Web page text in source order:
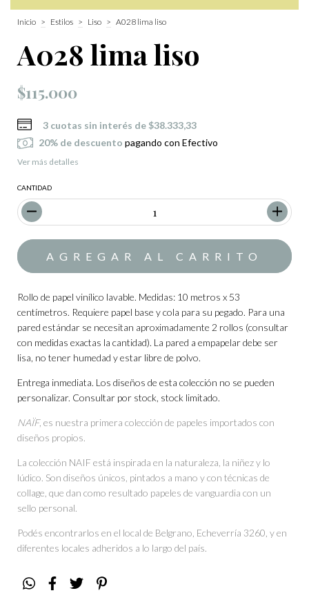
Inicio > Estilos > Liso > A028 lima liso
A028 lima liso
$115.000
3 cuotas sin interés de $38.333,33
20% de descuento pagando con Efectivo
Ver más detalles
CANTIDAD
Rollo de papel vinílico lavable. Medidas: 10 metros x 53
centímetros. Requiere papel base y cola para su pegado. Para una
pared estándar se necesitan aproximadamente 2 rollos (consultar
con medidas exactas la cantidad). La pared a empapelar debe ser
lisa, no tener humedad y estar libre de polvo.
Entrega inmediata. Los diseños de esta colección no se pueden
personalizar. Consultar por stock, stock limitado.
NAÏF, es nuestra primera colección de papeles importados con
diseños propios.
La colección NAIF está inspirada en la naturaleza, la niñez y lo
lúdico. Son diseños únicos, pintados a mano y con técnicas de
collage, que dan como resultado papeles de vanguardia con un
sello personal.
Podés encontrarlos en el local de Belgrano, Echeverría 3260, y en
diferentes locales adheridos a lo largo del país.